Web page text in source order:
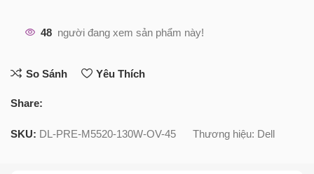
48 người đang xem sản phẩm này!
So Sánh Yêu Thích
Share:
SKU: DL-PRE-M5520-130W-OV-45 Thương hiệu: Dell